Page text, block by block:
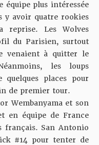
équipe plus intéressée
y avoir quatre rookies
Les Wolves
du Parisien, surtout
venaient à quitter le
les loups
places pour
de premier tour.
Wembanyama et son
en équipe de France
français. San Antonio
#14 pour tenter de